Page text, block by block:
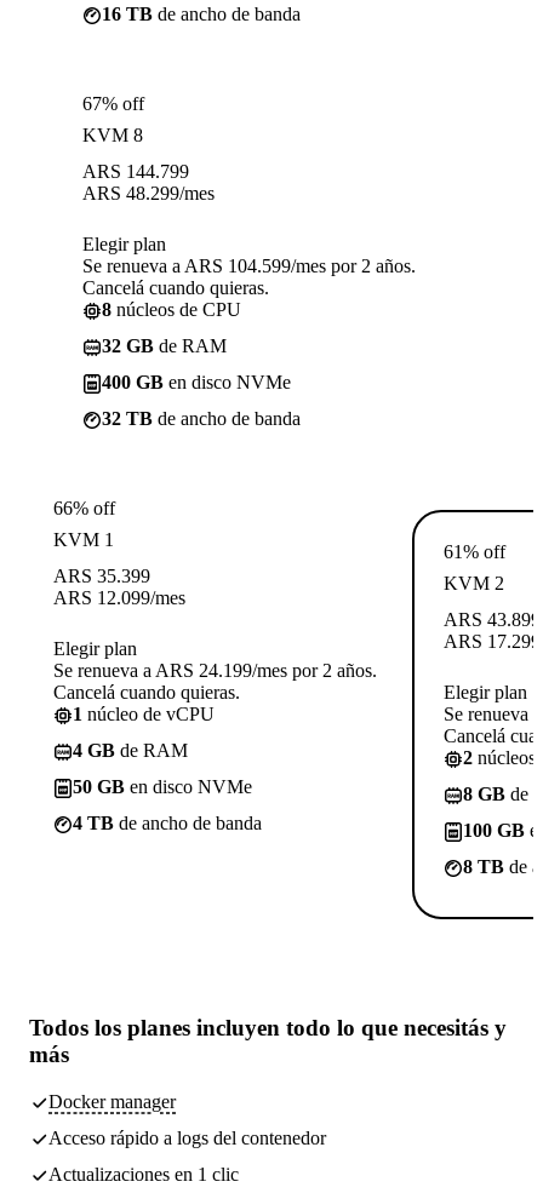
16 TB de ancho de banda
67% off
KVM 8
ARS 144.799
ARS 48.299/mes
Elegir plan
Se renueva a ARS 104.599/mes por 2 años.
Cancelá cuando quieras.
8 núcleos de CPU
32 GB de RAM
400 GB en disco NVMe
32 TB de ancho de banda
66% off
KVM 1
ARS 35.399
ARS 12.099/mes
Elegir plan
Se renueva a ARS 24.199/mes por 2 años.
Cancelá cuando quieras.
1 núcleo de vCPU
4 GB de RAM
50 GB en disco NVMe
4 TB de ancho de banda
61% off
KVM 2
ARS 43.899
ARS 17.299
Elegir plan
Se renueva
Cancelá
2 núcleos
8 GB de
100 GB
8 TB de
Todos los planes incluyen todo lo que necesitás y
más
Docker manager
Acceso rápido a logs del contenedor
Actualizaciones en 1 clic